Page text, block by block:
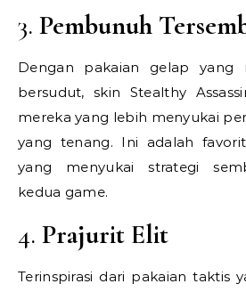
3. Pembunuh
Dengan pakaian gelap yang
bersudut, skin Stealthy
mereka yang lebih menyukai
yang tenang. Ini adalah
yang menyukai strategi
kedua game.
4. Prajurit Elit
Terinspirasi dari pakaian taktis